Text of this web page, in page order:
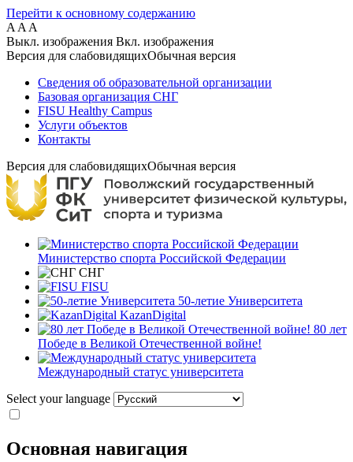
Перейти к основному содержанию
A A A
Выкл. изображения Вкл. изображения
Версия для слабовидящихОбычная версия
Сведения об образовательной организации
Базовая организация СНГ
FISU Healthy Campus
Услуги объектов
Контакты
Версия для слабовидящихОбычная версия
Министерство спорта Российской Федерации
СНГ
FISU
50-летие Университета
KazanDigital
80 лет
Победе в Великой Отечественной войне!
Международный статус университета
Select your language
Основная навигация